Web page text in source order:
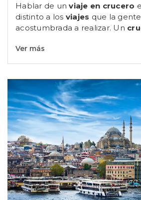
Hablar de unviaje en crucero
distinto a los viajes que la
acostumbrada a realizar. Un
Ver más